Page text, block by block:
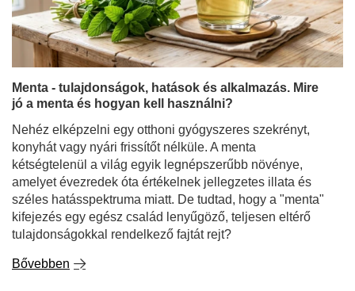
Menta - tulajdonságok, hatások és alkalmazás. Mire
jó a menta és hogyan kell használni?
Nehéz elképzelni egy otthoni gyógyszeres szekrényt,
konyhát vagy nyári frissítőt nélküle. A menta
kétségtelenül a világ egyik legnépszerűbb növénye,
amelyet évezredek óta értékelnek jellegzetes illata és
széles hatásspektruma miatt. De tudtad, hogy a "menta"
kifejezés egy egész család lenyűgöző, teljesen eltérő
tulajdonságokkal rendelkező fajtát rejt?
Bővebben